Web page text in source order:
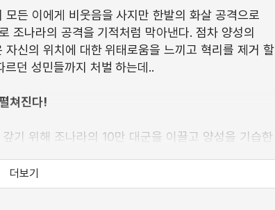
든 이에게 비웃음을 사지만 한발의 화살 공격으로
조나라의 공격을 기적처럼 막아낸다. 점차 양성의
신의 위치에 대한 위태로움을 느끼고 혁리를 제거 할
던 성민들까지 처벌 하는데..
쳐진다!
기 위해 조나라의 10만 대군을 이끌고 양성을 기습한
의 최후의 대면.
…
더보기